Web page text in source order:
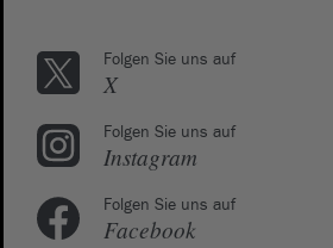
Folgen Sie uns auf
X
Folgen Sie uns auf
Instagram
Folgen Sie uns auf
Facebook